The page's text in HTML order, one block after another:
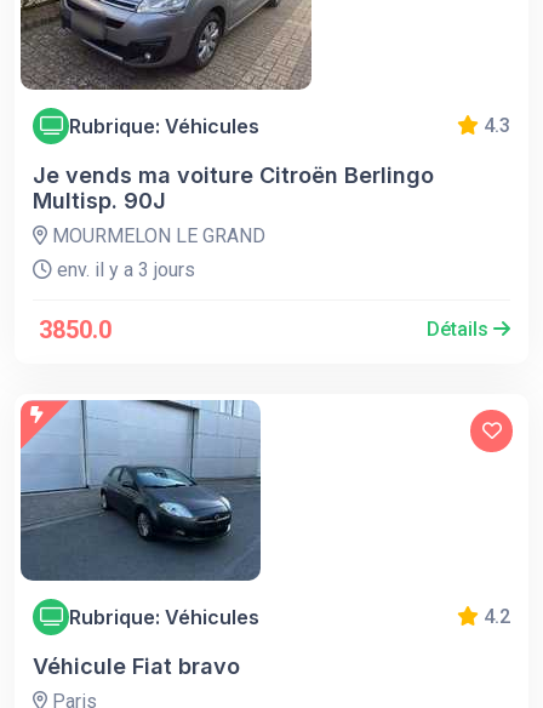
Rubrique: Véhicules 4.3
Je vends ma voiture Citroën Berlingo
Multisp. 90J
MOURMELON LE GRAND
env. il y a 3 jours
3850.0 Détails
Rubrique: Véhicules 4.2
Véhicule Fiat bravo
Paris